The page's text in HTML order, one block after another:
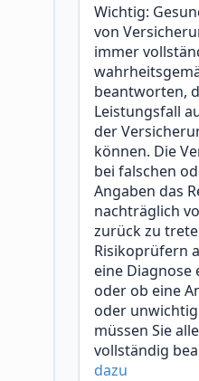
Wichtig:
von
immer
beantworten,
Leistungsfall
der
können. Die
bei falschen
Angaben das
nachträglich
zurück zu
Risikoprüfern
eine
oder ob eine
oder
müssen Sie
vollständig
dazu